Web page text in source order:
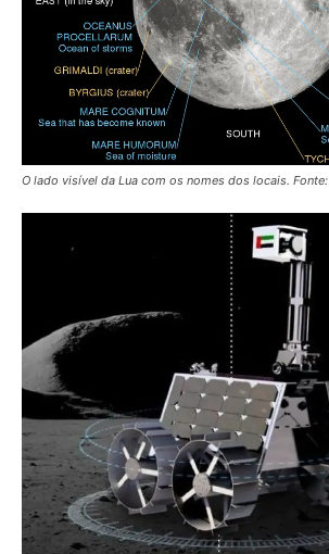
O lado visível da Lua com os nomes dos locais. Fonte: